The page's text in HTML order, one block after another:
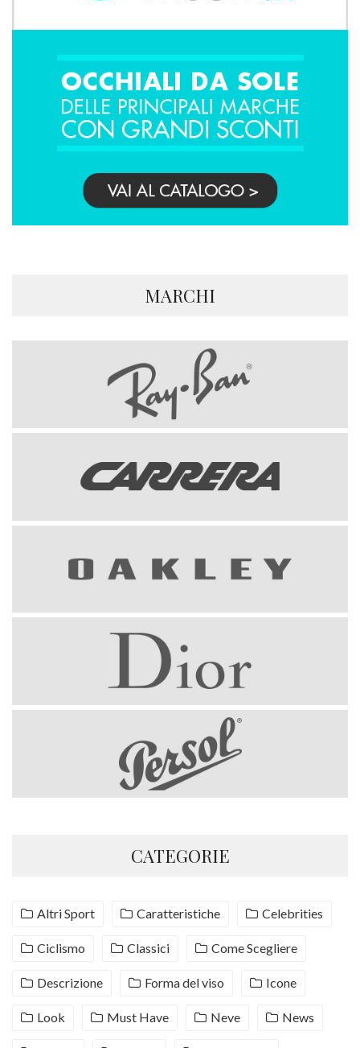
MARCHI
CATEGORIE
Altri Sport Caratteristiche Celebrities
Ciclismo Classici Come Scegliere
Descrizione Forma del viso Icone
Look Must Have Neve News